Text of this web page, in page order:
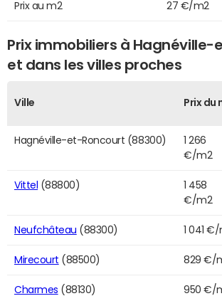
Prix au m2 27 €/m2
Prix immobiliers à Hagnéville-
et dans les villes proches
Ville Prix du
Hagnéville-et-Roncourt (88300)
1 266
€/m2
Vittel (88800)
1 458
€/m2
Neufchâteau (88300) 1 041
Mirecourt (88500) 829 €/
Charmes (88130) 950 €/